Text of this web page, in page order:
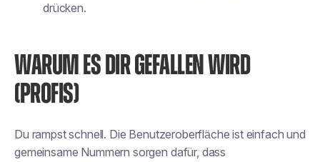
drücken.
WARUM ES DIR GEFALLEN WIRD
(PROFIS)
Du rampst schnell. Die Benutzeroberfläche ist einfach und
gemeinsame Nummern sorgen dafür, dass